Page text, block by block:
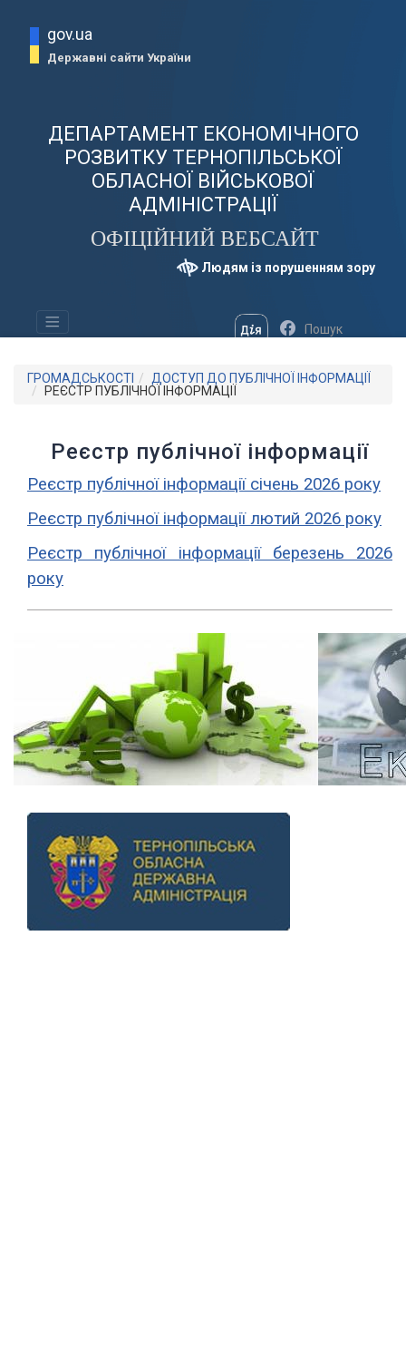
gov.ua
Державні сайти України
ДЕПАРТАМЕНТ ЕКОНОМІЧНОГО
РОЗВИТКУ ТЕРНОПІЛЬСЬКОЇ
ОБЛАСНОЇ ВІЙСЬКОВОЇ
АДМІНІСТРАЦІЇ
ОФІЦІЙНИЙ ВЕБСАЙТ
Людям із порушенням зору
ГРОМАДСЬКОСТІ
ДОСТУП ДО ПУБЛІЧНОЇ ІНФОРМАЦІЇ
РЕЄСТР ПУБЛІЧНОЇ ІНФОРМАЦІЇ
Реєстр публічної інформації
Реєстр публічної інформації січень 2026 року
Реєстр публічної інформації лютий 2026 року
Реєстр публічної інформації березень 2026
року
Previous